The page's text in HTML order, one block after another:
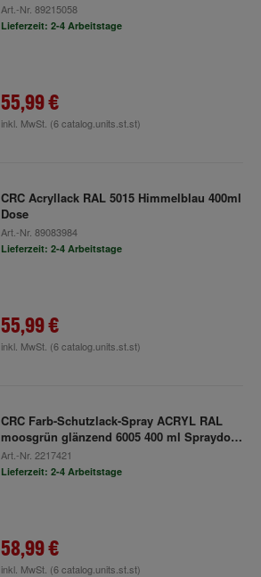
Art.-Nr. 89215058
Lieferzeit: 2-4 Arbeitstage
55,99 €
inkl. MwSt. (6 catalog.units.st.st)
CRC Acryllack RAL 5015 Himmelblau 400ml
Dose
Art.-Nr. 89083984
Lieferzeit: 2-4 Arbeitstage
55,99 €
inkl. MwSt. (6 catalog.units.st.st)
CRC Farb-Schutzlack-Spray ACRYL RAL
moosgrün glänzend 6005 400 ml Spraydose
Art.-Nr. 2217421
Lieferzeit: 2-4 Arbeitstage
58,99 €
inkl. MwSt. (6 catalog.units.st.st)